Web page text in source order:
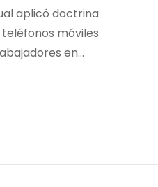
aplicó doctrina
móviles
en…